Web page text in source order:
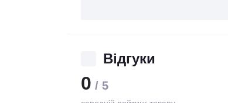
Відгуки
0 / 5